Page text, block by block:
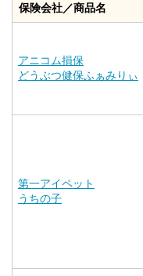
保険会社／商品名
アニコム損保
どうぶつ健保ふぁみりぃ
第一アイペット
うちの子